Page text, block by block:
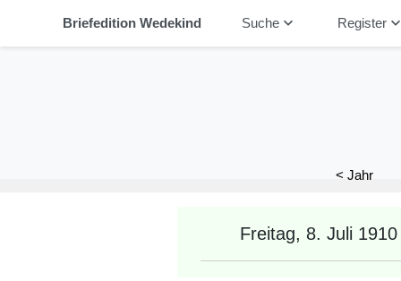
Briefedition Wedekind Suchekeyboard_arrow_down Registerkeyboard_arrow_down
< Jahr
Freitag, 8. Juli 1910